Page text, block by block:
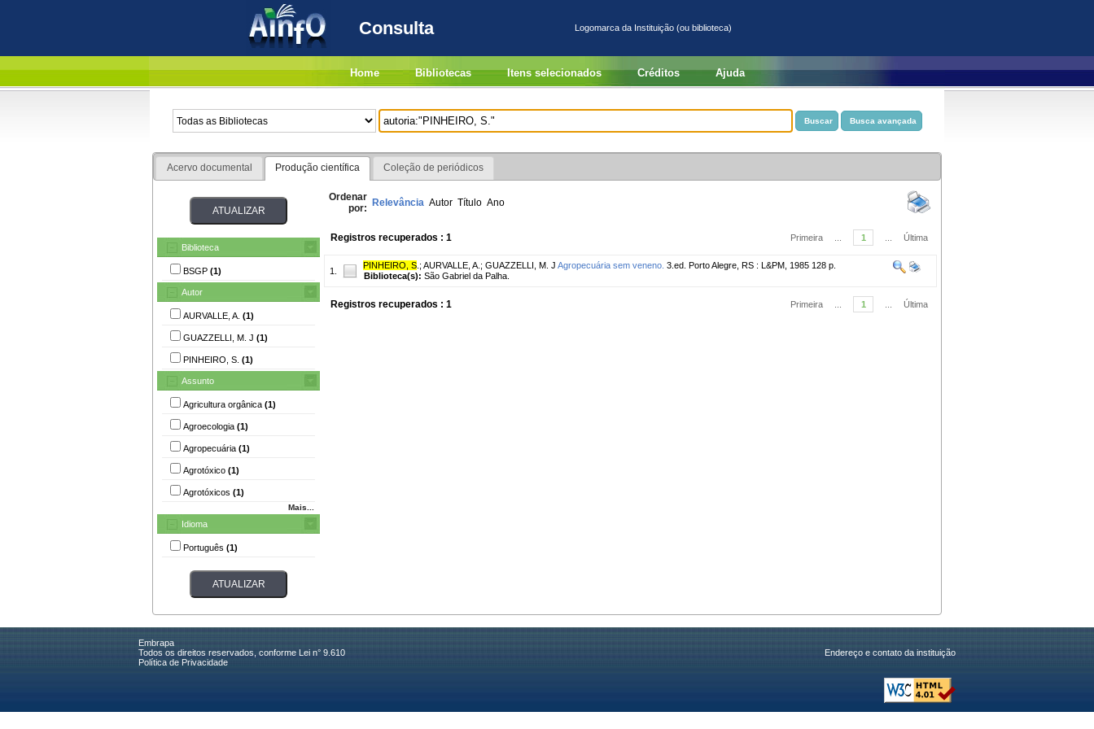
Consulta Logomarca da Instituição (ou biblioteca)
Home Bibliotecas Itens selecionados Créditos Ajuda
Acervo documental Produção científica Coleção de periódicos
Biblioteca
BSGP (1)
Autor
AURVALLE, A. (1)
GUAZZELLI, M. J (1)
PINHEIRO, S. (1)
Assunto
Agricultura orgânica (1)
Agroecologia (1)
Agropecuária (1)
Agrotóxico (1)
Agrotóxicos (1)
Mais...
Idioma
Português (1)
Ordenar
por: Relevância Autor Título Ano
Registros recuperados : 1 Primeira 1 Última
1.
PINHEIRO, S ; AURVALLE, A. ; GUAZZELLI, M. J Agropecuária sem veneno. 3.ed. Porto Alegre, RS : L&PM, 1985 128 p.
Biblioteca(s): São Gabriel da Palha.
Registros recuperados : 1 Primeira 1 Última
Embrapa
Todos os direitos reservados, conforme Lei n° 9.610
Política de Privacidade
Endereço e contato da instituição